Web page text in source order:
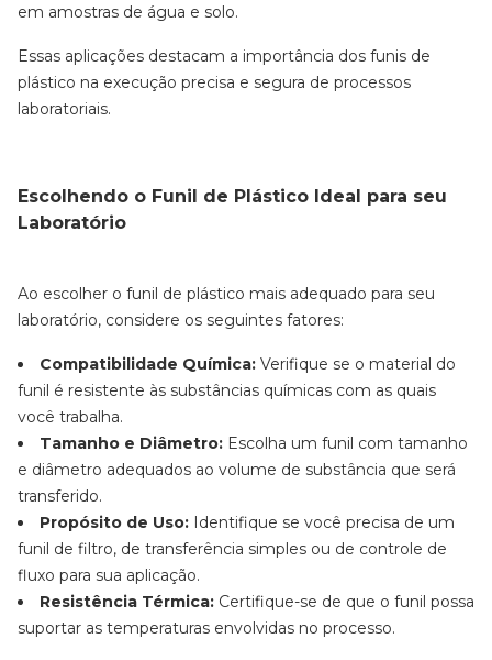
em amostras de água e solo.
Essas aplicações destacam a importância dos funis de
plástico na execução precisa e segura de processos
laboratoriais.
Escolhendo o Funil de Plástico Ideal para seu
Laboratório
Ao escolher o funil de plástico mais adequado para seu
laboratório, considere os seguintes fatores:
Compatibilidade Química: Verifique se o material do
funil é resistente às substâncias químicas com as quais
você trabalha.
Tamanho e Diâmetro: Escolha um funil com tamanho
e diâmetro adequados ao volume de substância que será
transferido.
Propósito de Uso: Identifique se você precisa de um
funil de filtro, de transferência simples ou de controle de
fluxo para sua aplicação.
Resistência Térmica: Certifique-se de que o funil possa
suportar as temperaturas envolvidas no processo.